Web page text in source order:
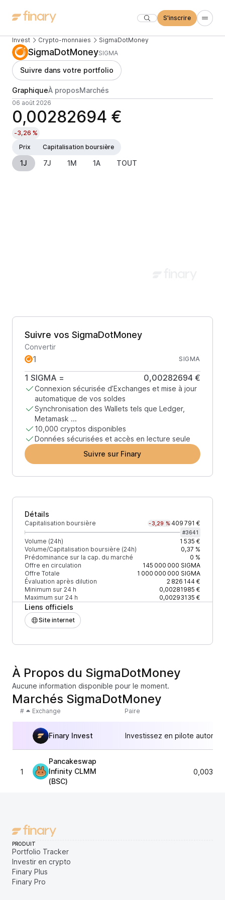
S'inscrire
Invest Crypto-monnaies SigmaDotMoney
SigmaDotMoneySIGMA
Suivre dans votre portfolio
GraphiqueÀ proposMarchés
06 août 2026
0,00282694 €
-3,26 %
Prix
Capitalisation boursière
1J 7J 1M 1A TOUT
Suivre vos SigmaDotMoney
Convertir
SIGMA
1 SIGMA = 0,00282694 €
Connexion sécurisée d’Exchanges et mise à jour
automatique de vos soldes
Synchronisation des Wallets tels que Ledger,
Metamask ...
10,000 cryptos disponibles
Données sécurisées et accès en lecture seule
Suivre sur Finary
Détails
Capitalisation boursière -3,29 % 409 791 €
#3641
Volume (24h)
1 535 €
Volume/Capitalisation boursière (24h)
0,37 %
Prédominance sur la cap. du marché
0 %
Offre en circulation
145 000 000 SIGMA
Offre Totale
1 000 000 000 SIGMA
Évaluation après dilution
2 826 144 €
Minimum sur 24 h
0,00281985 €
Maximum sur 24 h
0,00293135 €
Liens officiels
Site internet
À Propos du SigmaDotMoney
Aucune information disponible pour le moment.
Marchés SigmaDotMoney
# Exchange Paire
Finary Invest Investissez en pilote
1
Pancakeswap
Infinity CLMM
(BSC)
PRODUIT
Portfolio Tracker
Investir en crypto
Finary Plus
Finary Pro